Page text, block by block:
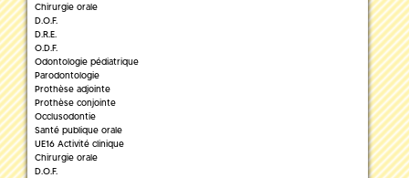
Chirurgie orale
D.O.F.
D.R.E.
O.D.F.
Odontologie pédiatrique
Parodontologie
Prothèse adjointe
Prothèse conjointe
Occlusodontie
Santé publique orale
UE16 Activité clinique
Chirurgie orale
D.O.F.